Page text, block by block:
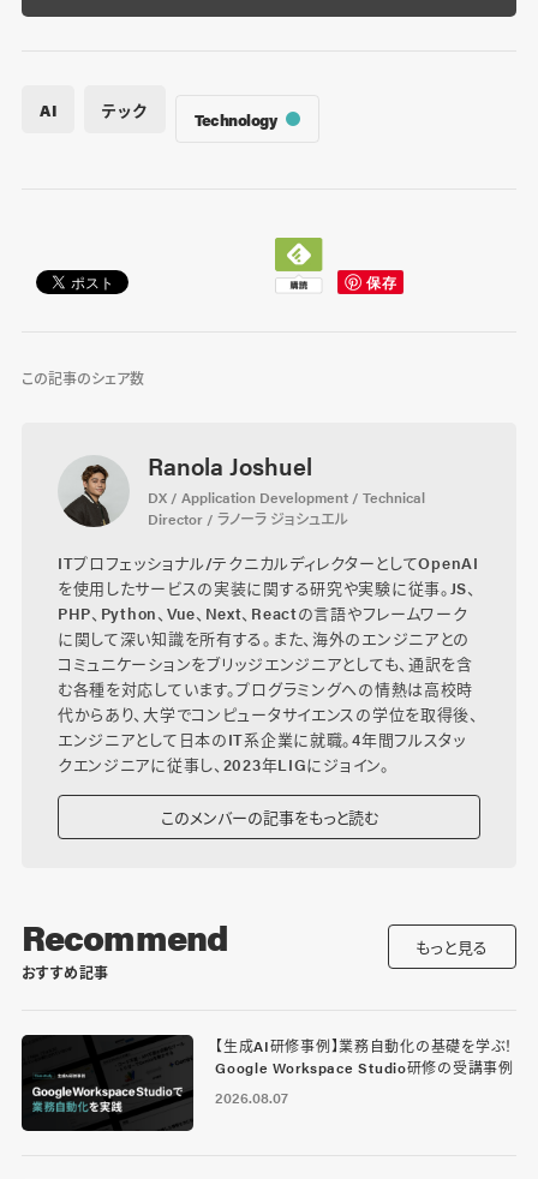
AI テック Technology
この記事のシェア数
Ranola Joshuel
DX / Application Development / Technical
Director / ラノーラ ジョシュエル
ITプロフェッショナル/テクニカルディレクターとしてOpenAI
を使用したサービスの実装に関する研究や実験に従事。JS、
PHP、Python、Vue、Next、Reactの言語やフレームワーク
に関して深い知識を所有する。また、海外のエンジニアとの
コミュニケーションをブリッジエンジニアとしても、通訳を含
む各種を対応しています。プログラミングへの情熱は高校時
代からあり、大学でコンピュータサイエンスの学位を取得後、
エンジニアとして日本のIT系企業に就職。4年間フルスタッ
クエンジニアに従事し、2023年LIGにジョイン。
このメンバーの記事をもっと読む
Recommend
おすすめ記事
もっと見る
【生成AI研修事例】業務自動化の基礎を学ぶ！
Google Workspace Studio研修の受講事例
2026.08.07